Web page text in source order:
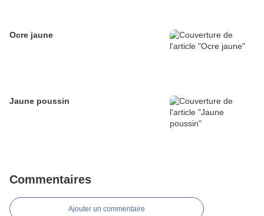
Ocre jaune
Jaune poussin
Commentaires
Ajouter un commentaire